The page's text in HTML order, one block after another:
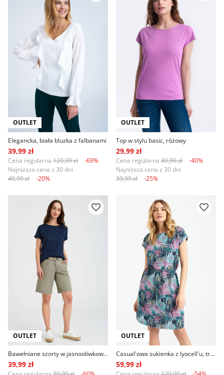
OUTLET
Elegancka, biała bluzka z falbanami
39,99 zł
Cena regularna 129,99 zł
-69%
Najniższa cena z 30 dni
49,99 zł
-20%
OUTLET
Top w stylu basic, różowy
29,99 zł
Cena regularna 49,99 zł
-40%
Najniższa cena z 30 dni
39,99 zł
-25%
OUTLET
Bawełniane szorty w jasnooliwkowym kolorze
39,99 zł
OUTLET
Casual'owa sukienka z lyocell'u, tropikalny print
59,99 zł